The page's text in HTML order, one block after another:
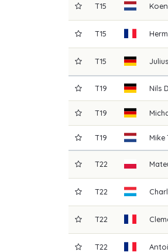
T15 Koen
T15
T15 Julius
T19 Nils
T19
T19 Mike
T22
T22
T22
T22